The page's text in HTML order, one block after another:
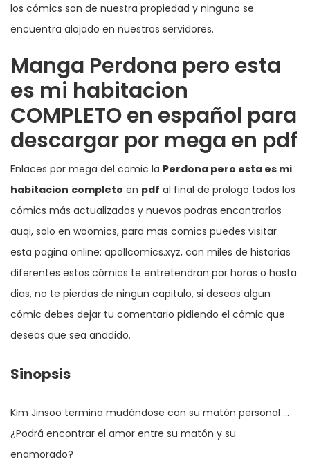
los cómics son de nuestra propiedad y ninguno se
encuentra alojado en nuestros servidores.
Manga Perdona pero esta
es mi habitacion
COMPLETO en español para
descargar por mega en pdf
Enlaces por mega del comic la Perdona pero esta es mi
habitacion completo en pdf al final de prologo todos los
cómics más actualizados y nuevos podras encontrarlos
auqi, solo en woomics, para mas comics puedes visitar
esta pagina online: apollcomics.xyz, con miles de historias
diferentes estos cómics te entretendran por horas o hasta
dias, no te pierdas de ningun capitulo, si deseas algun
cómic debes dejar tu comentario pidiendo el cómic que
deseas que sea añadido.
Sinopsis
Kim Jinsoo termina mudándose con su matón personal …
¿Podrá encontrar el amor entre su matón y su
enamorado?